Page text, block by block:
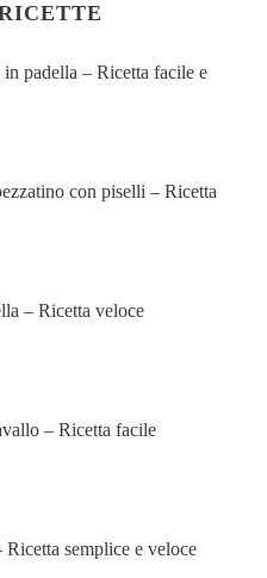
padella – Ricetta facile e
con piselli – Ricetta
– Ricetta veloce
– Ricetta facile
Ricetta semplice e veloce